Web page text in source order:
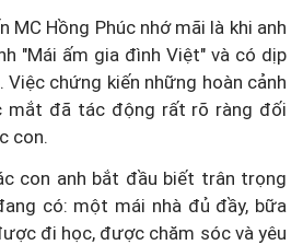
MC Hồng Phúc nhớ mãi là khi anh
"Mái ấm gia đình Việt" và có dịp
chứng kiến những hoàn cảnh
mắt đã tác động rất rõ ràng đối
con.
con anh bắt đầu biết trân trọng
có: một mái nhà đủ đầy, bữa
đi học, được chăm sóc và yêu